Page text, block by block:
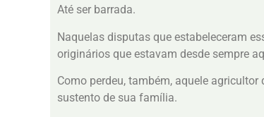
Até ser barrada.
Naquelas disputas que estabeleceram
originários que estavam desde sempre
Como perdeu, também, aquele
sustento de sua família.